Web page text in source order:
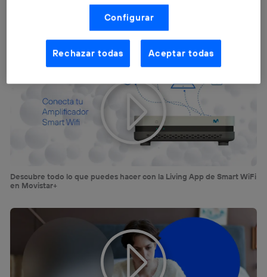
SACA EL MÁXIMO PARTIDO A LA CONECTIVIDAD
EN TU HOGAR MOVISTAR
Descubre todo lo que puedes hacer con la Living App de Smart WiFi
en Movistar+
Nosotros, Telefónica S.A., utilizamos la tecnología Utiq para
realizar nuestras acciones de marketing digital o análisis
(como se describe en este aviso de consentimiento)
basadas en tu navegación en nuestra(s) web(s)
aquí (solo cuando utilizas una conexión a
internet habilitada , proporcionada por una de las
operadoras de telefonía participantes, y otorgas tu
La tecnología Utiq está diseñada con la privacidad como
prioridad ofreciéndote elección y control.
La tecnología utiliza un identificador cifrado creado por tu
operadora de telefonía
, utilizando tu dirección IP y otra
información de la cuenta de cliente de
Este identificador se asigna a la conexión de internet, por
consienta el uso de la tecnología recibirá el mismo
identificador. Típicamente:
conexión de banda ancha
(p. ej., Wi-Fi),
el marketing o análisis se realizará en función de las
actividades de navegación de los miembros del hogar
que hayan dado su consentimiento.
Configurar
Rechazar todas Aceptar todas